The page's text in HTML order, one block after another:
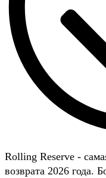
Rolling Reserve -
возврата 2026 года.